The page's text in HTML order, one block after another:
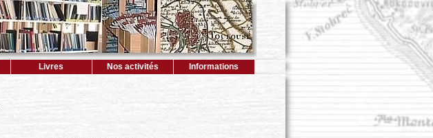
Livres Nos activités Informations